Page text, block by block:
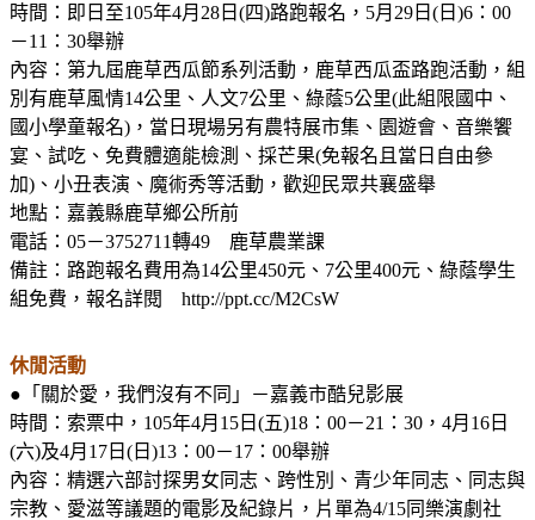
時間：即日至105年4月28日(四)路跑報名，5月29日(日)6：00
－11：30舉辦
內容：第九屆鹿草西瓜節系列活動，鹿草西瓜盃路跑活動，組
別有鹿草風情14公里、人文7公里、綠蔭5公里(此組限國中、
國小學童報名)，當日現場另有農特展市集、園遊會、音樂饗
宴、試吃、免費體適能檢測、採芒果(免報名且當日自由參
加)、小丑表演、魔術秀等活動，歡迎民眾共襄盛舉
地點：嘉義縣鹿草鄉公所前
電話：05－3752711轉49 鹿草農業課
備註：路跑報名費用為14公里450元、7公里400元、綠蔭學生
組免費，報名詳閱 http://ppt.cc/M2CsW
休閒活動
●「關於愛，我們沒有不同」－嘉義市酷兒影展
時間：索票中，105年4月15日(五)18：00－21：30，4月16日
(六)及4月17日(日)13：00－17：00舉辦
內容：精選六部討探男女同志、跨性別、青少年同志、同志與
宗教、愛滋等議題的電影及紀錄片，片單為4/15同樂演劇社